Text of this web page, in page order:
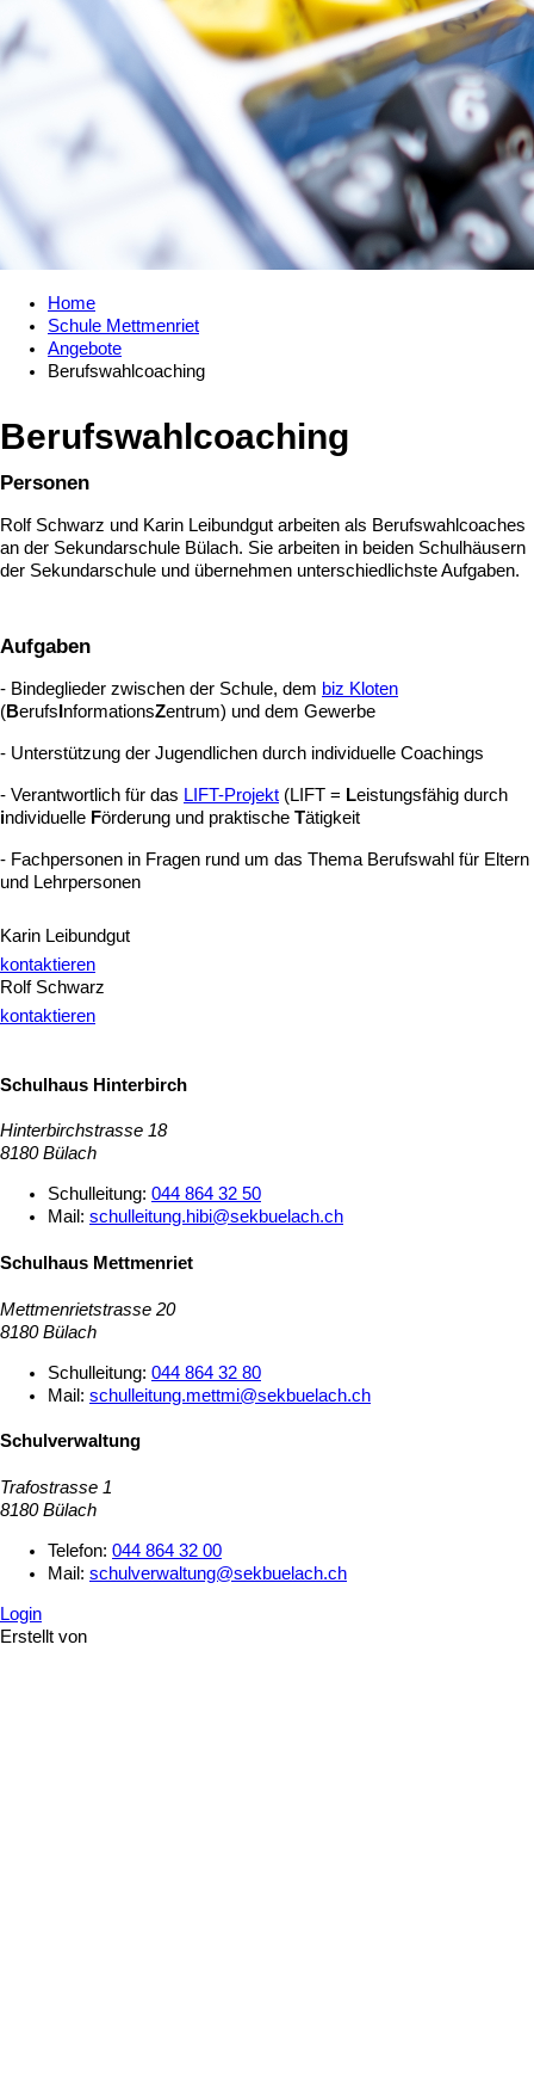
Home
Schule Mettmenriet
Angebote
Berufswahlcoaching
Berufswahlcoaching
Personen
Rolf Schwarz und Karin Leibundgut arbeiten als Berufswahlcoaches
an der Sekundarschule Bülach. Sie arbeiten in beiden Schulhäusern
der Sekundarschule und übernehmen unterschiedlichste Aufgaben.
Aufgaben
- Bindeglieder zwischen der Schule, dem biz Kloten
(Berufs nformationsZentrum) und dem Gewerbe
- Unterstützung der Jugendlichen durch individuelle Coachings
- Verantwortlich für das LIFT-Projekt (LIFT = Leistungsfähig durch
individuelle Förderung und praktische Tätigkeit
- Fachpersonen in Fragen rund um das Thema Berufswahl für Eltern
und Lehrpersonen
Karin Leibundgut
kontaktieren
Rolf Schwarz
kontaktieren
Schulhaus Hinterbirch
Hinterbirchstrasse 18
8180 Bülach
Schulleitung: 044 864 32 50
Mail: schulleitung.hibi@sekbuelach.ch
Schulhaus Mettmenriet
Mettmenrietstrasse 20
8180 Bülach
Schulleitung: 044 864 32 80
Mail: schulleitung.mettmi@sekbuelach.ch
Schulverwaltung
Trafostrasse 1
8180 Bülach
Telefon: 044 864 32 00
Mail: schulverwaltung@sekbuelach.ch
Login
Erstellt von